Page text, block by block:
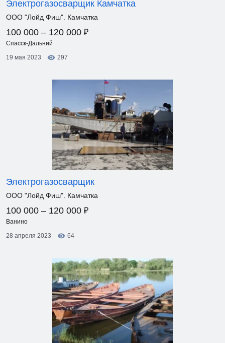
Электрогазосварщик Камчатка
ООО "Лойд Фиш". Камчатка
100 000 – 120 000 ₽
Спасск-Дальний
19 мая 2023
297
Электрогазосварщик
ООО "Лойд Фиш". Камчатка
100 000 – 120 000 ₽
Ванино
28 апреля 2023
64